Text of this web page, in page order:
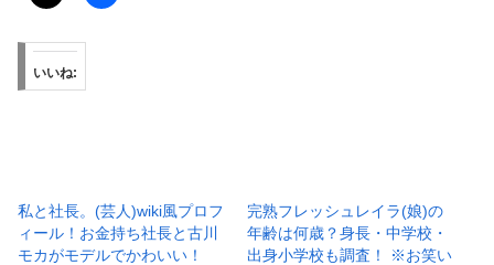
いいね:
私と社長。(芸人)wiki風プロフ
ィール！お金持ち社長と古川
モカがモデルでかわいい！
完熟フレッシュレイラ(娘)の
年齢は何歳？身長・中学校・
出身小学校も調査！ ※お笑い